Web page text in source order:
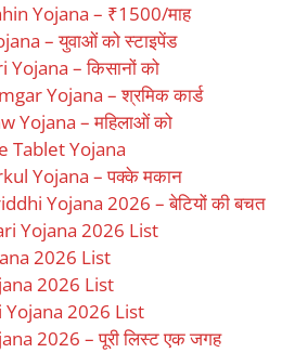
Yojana – ₹1500/माह
– युवाओं को स्टाइपेंड
– किसानों को
Yojana – श्रमिक कार्ड
Yojana – महिलाओं को
Tablet Yojana
Yojana – पक्के मकान
Yojana 2026 – बेटियों की बचत
Yojana 2026 List
2026 List
2026 List
Yojana 2026 List
2026 – पूरी लिस्ट एक जगह